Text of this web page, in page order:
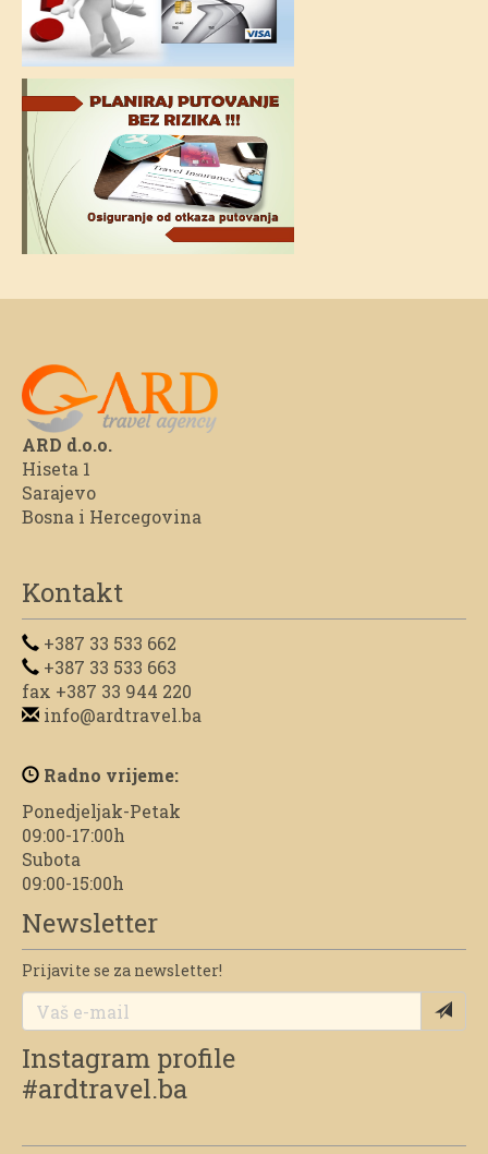
ARD d.o.o.
Hiseta 1
Sarajevo
Bosna i Hercegovina
Kontakt
+387 33 533 662
+387 33 533 663
fax +387 33 944 220
info@ardtravel.ba
Radno vrijeme:
Ponedjeljak-Petak
09:00-17:00h
Subota
09:00-15:00h
Newsletter
Prijavite se za newsletter!
Instagram profile
#ardtravel.ba